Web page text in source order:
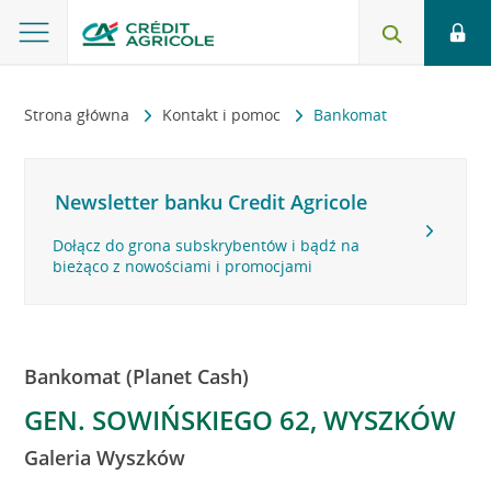
Strona główna Kontakt i pomoc Bankomat
Newsletter banku Credit Agricole
Dołącz do grona subskrybentów i bądź na
bieżąco z nowościami i promocjami
Bankomat (Planet Cash)
GEN. SOWIŃSKIEGO 62, WYSZKÓW
Galeria Wyszków